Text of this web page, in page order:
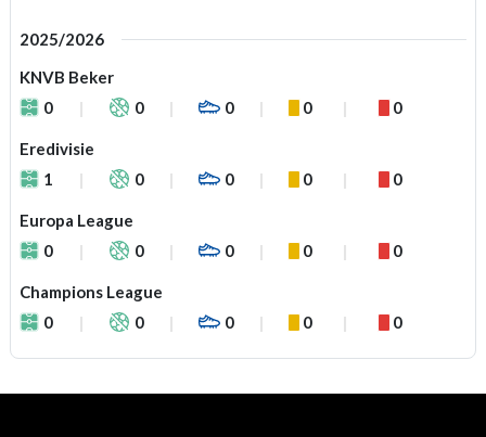
2025/2026
KNVB Beker
0
0 0 0 0
Eredivisie
1
0 0 0 0
Europa League
0
0 0 0 0
Champions League
0
0 0 0 0